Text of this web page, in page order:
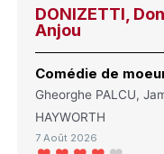
DONIZETTI,
Anjou
Comédie de
Gheorghe PALCU,
HAYWORTH
7 Août 2026